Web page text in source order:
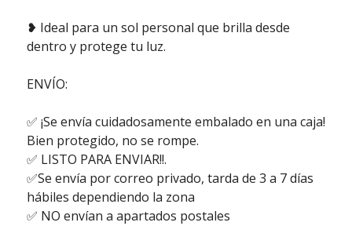
❥ Ideal para un sol personal que brilla desde
dentro y protege tu luz.
ENVÍO:
✅ ¡Se envía cuidadosamente embalado en una caja!
Bien protegido, no se rompe.
✅ LISTO PARA ENVIAR!!.
✅Se envía por correo privado, tarda de 3 a 7 días
hábiles dependiendo la zona
✅ NO envían a apartados postales